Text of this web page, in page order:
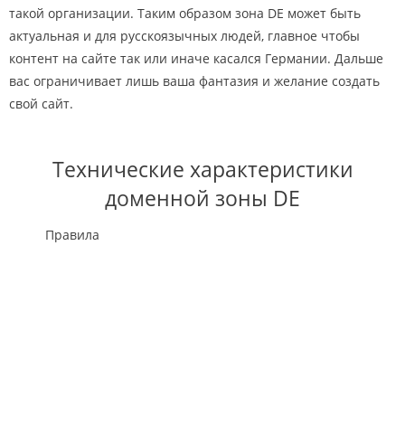
такой организации. Таким образом зона DE может быть
актуальная и для русскоязычных людей, главное чтобы
контент на сайте так или иначе касался Германии. Дальше
вас ограничивает лишь ваша фантазия и желание создать
свой сайт.
Технические характеристики
доменной зоны DE
Правила